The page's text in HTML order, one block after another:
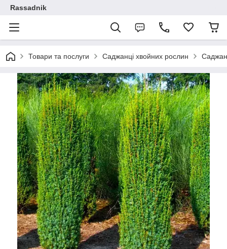
Rassadnik
Товари та послуги Саджанці хвойних рослин